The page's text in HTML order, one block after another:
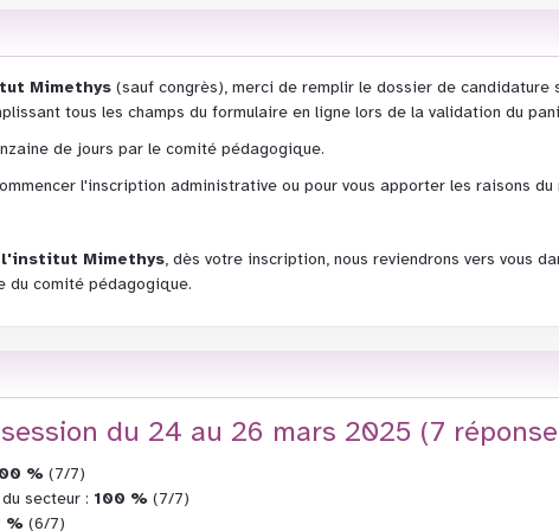
Mimethys (sauf congrès), merci de remplir le dossier de candidature
tous les champs du formulaire en ligne lors de la validation du
de jours par le comité pédagogique.
l'inscription administrative ou pour vous apporter les raisons du
l'institut Mimethys, dès votre inscription, nous reviendrons vers vous
du comité pédagogique.
du 24 au 26 mars 2025 (7
% (7/7)
secteur : 100 % (7/7)
% (6/7)